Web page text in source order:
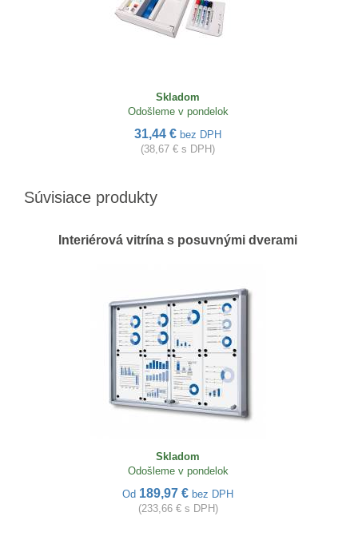
Skladom
Odošleme v pondelok
31,44 € bez DPH
(38,67 € s DPH)
Súvisiace produkty
Interiérová vitrína s posuvnými dverami
Skladom
Odošleme v pondelok
Od 189,97 € bez DPH
(233,66 € s DPH)